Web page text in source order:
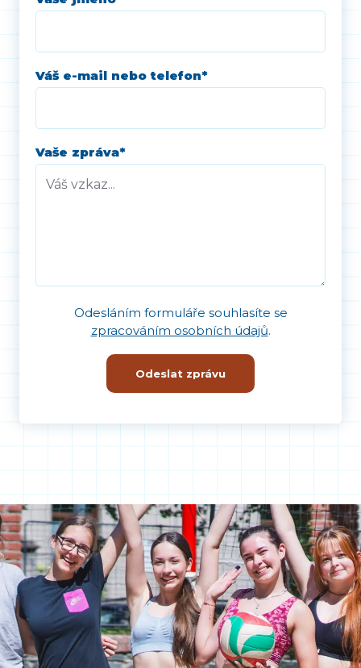
Váš e-mail nebo telefon*
Vaše zpráva*
Odesláním formuláře souhlasíte se
zpracováním osobních údajů.
Odeslat zprávu